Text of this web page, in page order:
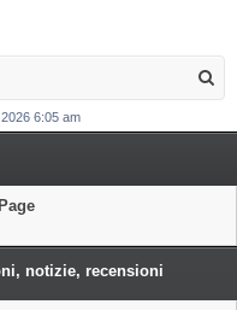
a
6:05 am
notizie, recensioni